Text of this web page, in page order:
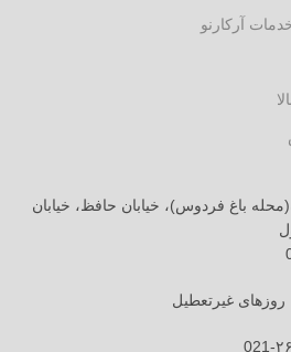
باغ فردوس)، خیابان حافظ، خیابان